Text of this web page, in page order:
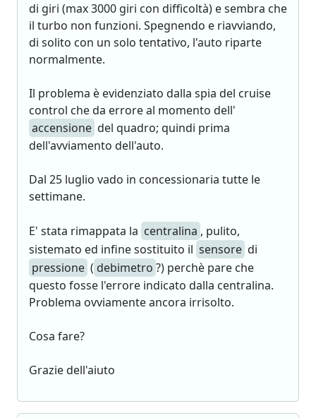
di giri (max 3000 giri con difficoltà) e sembra che
il turbo non funzioni. Spegnendo e riavviando,
di solito con un solo tentativo, l'auto riparte
normalmente.
Il problema è evidenziato dalla spia del cruise
control che da errore al momento dell'
accensione del quadro; quindi prima
dell'avviamento dell'auto.
Dal 25 luglio vado in concessionaria tutte le
settimane.
E' stata rimappata la centralina , pulito,
sistemato ed infine sostituito il sensore di
pressione ( debimetro ?) perchè pare che
questo fosse l'errore indicato dalla centralina.
Problema ovviamente ancora irrisolto.
Cosa fare?
Grazie dell'aiuto